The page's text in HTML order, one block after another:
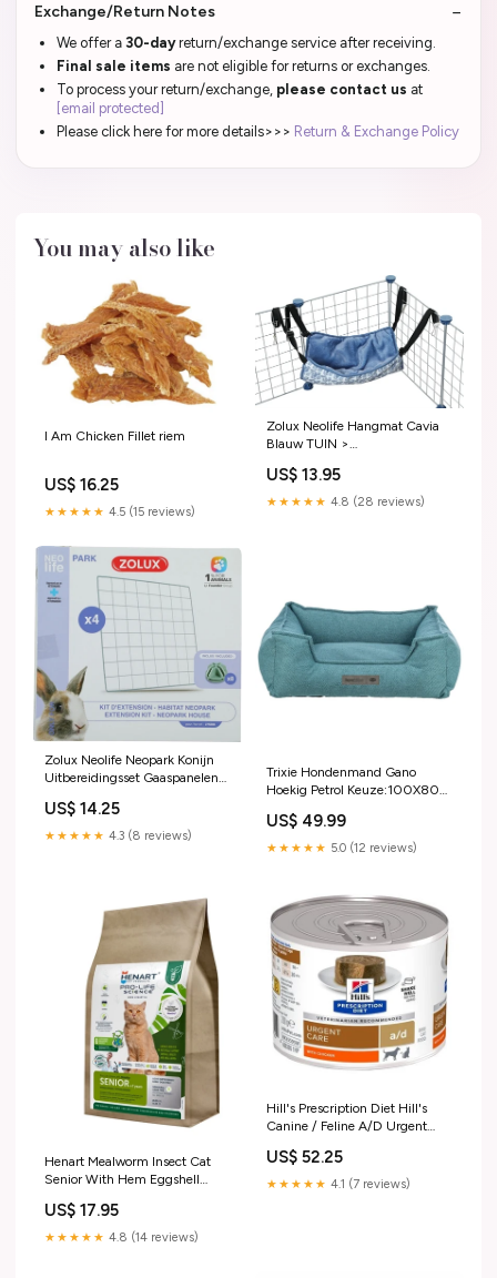
Exchange/Return Notes
We offer a 30-dayreturn/exchange service after receiving.
Final sale items are not eligible for returns or exchanges.
To process your return/exchange, please contact us at
[email protected]
Please click here for more details>>> Return & Exchange Policy
You may also like
I Am Chicken Fillet riem
US$ 16.25
★★★★★ 4.5 (15 reviews)
Zolux Neolife Hangmat Cavia
Blauw TUIN >
US$ 13.95
★★★★★ 4.8 (28 reviews)
Zolux Neolife Neopark Konijn
Uitbereidingsset Gaaspanelen
US$ 14.25
★★★★★ 4.3 (8 reviews)
Trixie Hondenmand Gano
Hoekig Petrol Keuze:100X80
US$ 49.99
★★★★★ 5.0 (12 reviews)
Henart Mealworm Insect Cat
Senior With Hem Eggshell
US$ 17.95
★★★★★ 4.8 (14 reviews)
Hill's Prescription Diet Hill's
Canine / Feline A/D Urgent
US$ 52.25
★★★★★ 4.1 (7 reviews)